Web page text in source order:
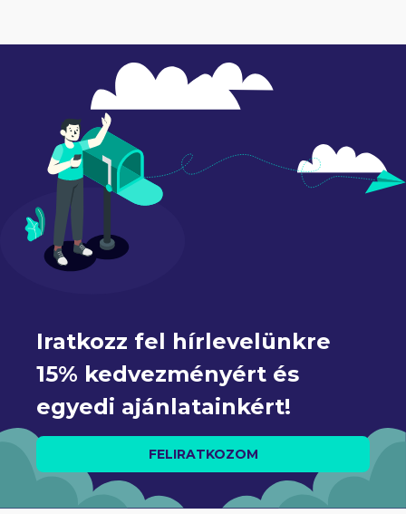
Iratkozz fel hírlevelünkre
15% kedvezményért és
egyedi ajánlatainkért!
FELIRATKOZOM